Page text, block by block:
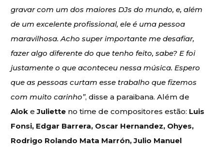
gravar com um dos maiores DJs do mundo, e, além
de um excelente profissional, ele é uma pessoa
maravilhosa. Acho super importante me desafiar,
fazer algo diferente do que tenho feito, sabe? E foi
justamente o que aconteceu nessa música. Espero
que as pessoas curtam esse trabalho que fizemos
com muito carinho”, disse a paraibana. Além de
Alok eJuliette no time de compositores estão: Luis
Fonsi, Edgar Barrera, Oscar Hernandez, Ohyes,
Rodrigo Rolando Mata Marrón, Julio Manuel